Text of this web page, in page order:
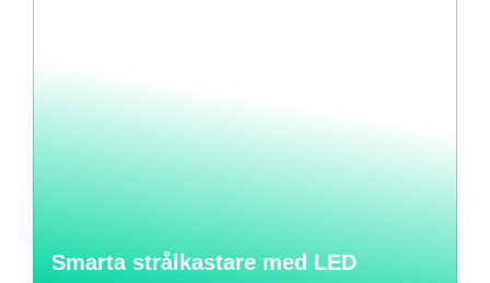
Smarta strålkastare med LED